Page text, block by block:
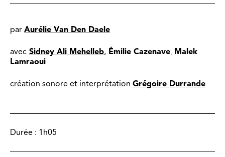
par Aurélie Van Den Daele
avec Sidney Ali Mehelleb, Émilie Cazenave, Malek
Lamraoui
création sonore et interprétation Grégoire Durrande
Durée : 1h05